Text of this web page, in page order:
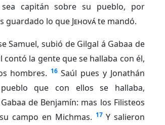
capitán sobre su pueblo, por
guardado lo que Jehováte mandó.
Samuel, subió de Gilgal á Gabaa de
contó la gente que se hallaba con él,
hombres. 16 Saúl pues y Jonathán
que con ellos se hallaba,
de Benjamín: mas los Filisteos
campo en Michmas. 17 Y salieron